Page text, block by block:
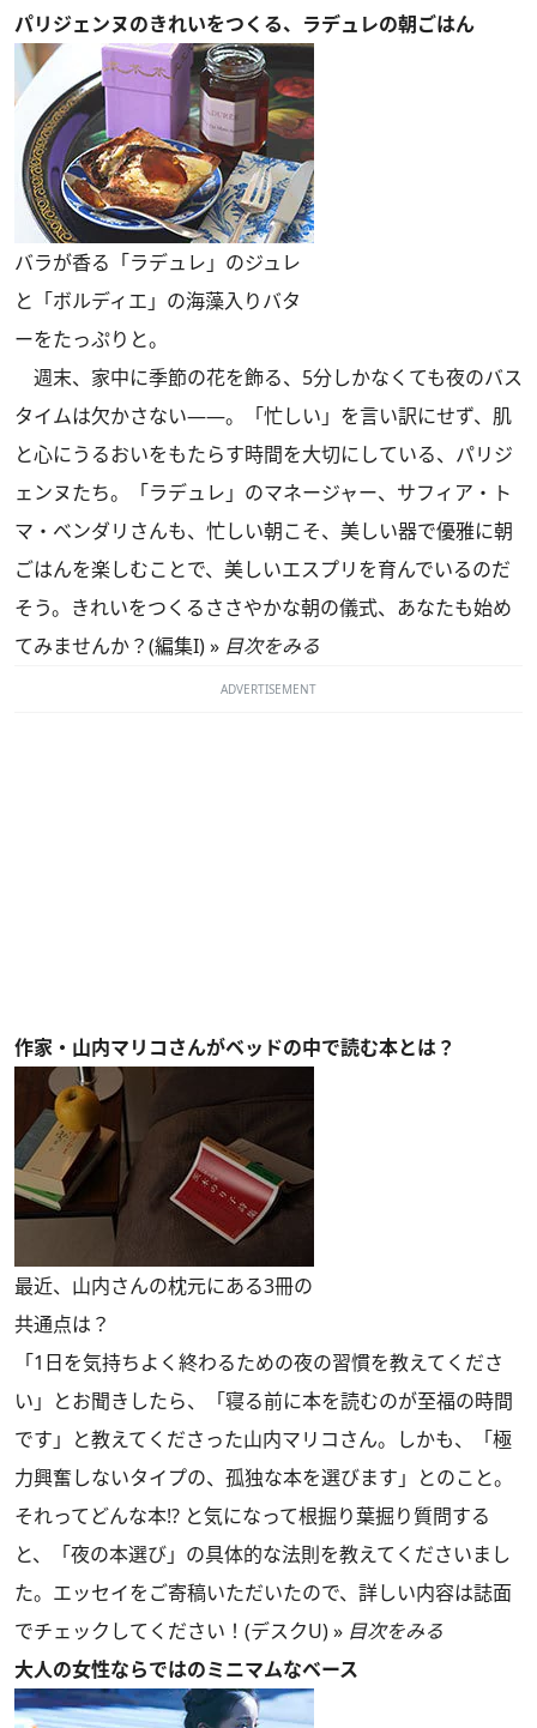
パリジェンヌのきれいをつくる、ラデュレの朝ごはん
バラが香る「ラデュレ」のジュレ
と「ボルディエ」の海藻入りバタ
ーをたっぷりと。
週末、家中に季節の花を飾る、5分しかなくても夜のバス
タイムは欠かさない――。「忙しい」を言い訳にせず、肌
と心にうるおいをもたらす時間を大切にしている、パリジ
ェンヌたち。「ラデュレ」のマネージャー、サフィア・ト
マ・ベンダリさんも、忙しい朝こそ、美しい器で優雅に朝
ごはんを楽しむことで、美しいエスプリを育んでいるのだ
そう。きれいをつくるささやかな朝の儀式、あなたも始め
てみませんか？(編集I) » 目次をみる
ADVERTISEMENT
作家・山内マリコさんがベッドの中で読む本とは？
最近、山内さんの枕元にある3冊の
共通点は？
「1日を気持ちよく終わるための夜の習慣を教えてくださ
い」とお聞きしたら、「寝る前に本を読むのが至福の時間
です」と教えてくださった山内マリコさん。しかも、「極
力興奮しないタイプの、孤独な本を選びます」とのこと。
それってどんな本!? と気になって根掘り葉掘り質問する
と、「夜の本選び」の具体的な法則を教えてくださいまし
た。エッセイをご寄稿いただいたので、詳しい内容は誌面
でチェックしてください！(デスクU) » 目次をみる
大人の女性ならではのミニマムなベース